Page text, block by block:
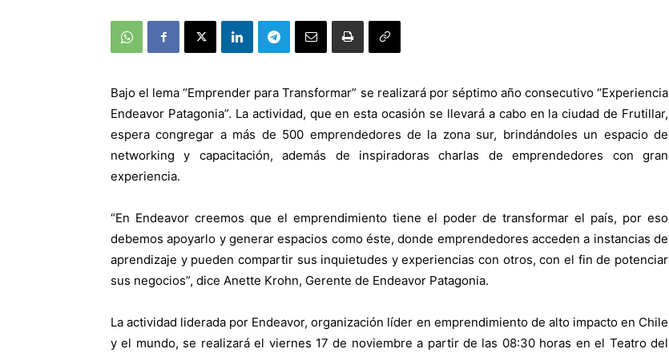
Bajo el lema “Emprender para Transformar” se realizará por séptimo año consecutivo “Experiencia
Endeavor Patagonia”. La actividad, que en esta ocasión se llevará a cabo en la ciudad de Frutillar,
espera congregar a más de 500 emprendedores de la zona sur, brindándoles un espacio de
networking y capacitación, además de inspiradoras charlas de emprendedores con gran
experiencia.
“En Endeavor creemos que el emprendimiento tiene el poder de transformar el país, por eso
debemos apoyarlo y generar espacios como éste, donde emprendedores acceden a instancias de
aprendizaje y pueden compartir sus inquietudes y experiencias con otros, con el fin de potenciar
sus negocios”, dice Anette Krohn, Gerente de Endeavor Patagonia.
La actividad liderada por Endeavor,organización líder en emprendimiento de alto impacto en Chile
y el mundo, se realizará el viernes 17 de noviembre a partir de las 08:30 horas en el Teatro del